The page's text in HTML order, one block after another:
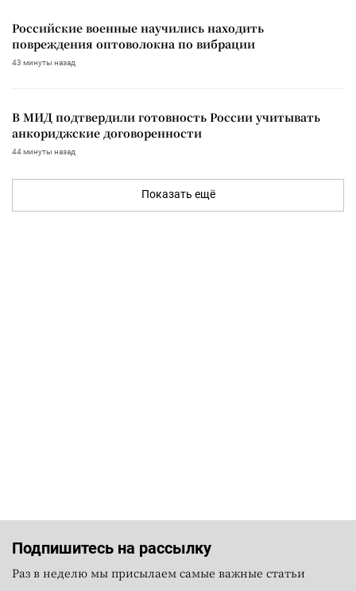
Российские военные научились находить
повреждения оптоволокна по вибрации
43 минуты назад
В МИД подтвердили готовность России учитывать
анкориджские договоренности
44 минуты назад
Показать ещё
Подпишитесь на рассылку
Раз в неделю мы присылаем самые важные статьи